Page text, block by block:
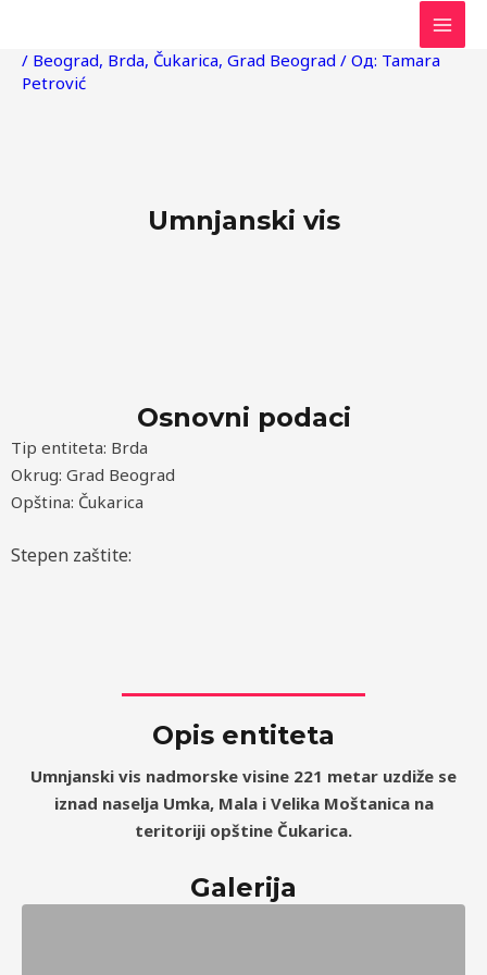
садржај
/ Beograd, Brda, Čukarica, Grad Beograd / Од: Tamara
Petrović
Umnjanski vis
Osnovni podaci
Tip entiteta: Brda
Okrug: Grad Beograd
Opština: Čukarica
Stepen zaštite:
Opis entiteta
Umnjanski vis nadmorske visine 221 metar uzdiže se
iznad naselja Umka, Mala i Velika Moštanica na
teritoriji opštine Čukarica.
Galerija